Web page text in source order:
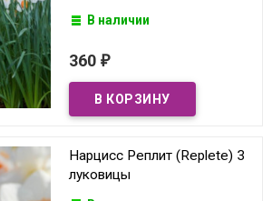
В наличии
360 ₽
Нарцисс Реплит (Replete) 3
луковицы